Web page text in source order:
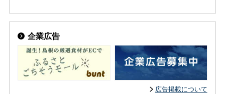
企業広告
広告掲載について